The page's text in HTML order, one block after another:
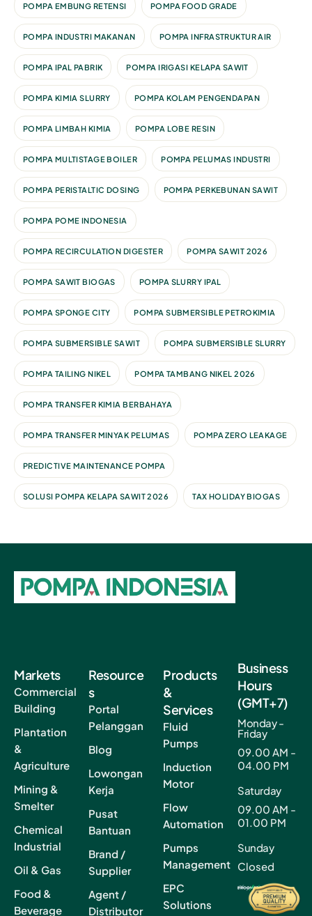
POMPA EMBUNG RETENSI POMPA FOOD GRADE
POMPA INDUSTRI MAKANAN POMPA INFRASTRUKTUR AIR
POMPA IPAL PABRIK POMPA IRIGASI KELAPA SAWIT
POMPA KIMIA SLURRY POMPA KOLAM PENGENDAPAN
POMPA LIMBAH KIMIA POMPA LOBE RESIN
POMPA MULTISTAGE BOILER POMPA PELUMAS INDUSTRI
POMPA PERISTALTIC DOSING POMPA PERKEBUNAN SAWIT
POMPA POME INDONESIA
POMPA RECIRCULATION DIGESTER POMPA SAWIT 2026
POMPA SAWIT BIOGAS POMPA SLURRY IPAL
POMPA SPONGE CITY POMPA SUBMERSIBLE PETROKIMIA
POMPA SUBMERSIBLE SAWIT POMPA SUBMERSIBLE SLURRY
POMPA TAILING NIKEL POMPA TAMBANG NIKEL 2026
POMPA TRANSFER KIMIA BERBAHAYA
POMPA TRANSFER MINYAK PELUMAS POMPA ZERO LEAKAGE
PREDICTIVE MAINTENANCE POMPA
SOLUSI POMPA KELAPA SAWIT 2026 TAX HOLIDAY BIOGAS
Markets
Commercial
Building
Plantation
&
Agriculture
Mining &
Smelter
Chemical
Industrial
Oil & Gas
Food &
Beverage
Resource
s
Portal
Pelanggan
Blog
Lowongan
Kerja
Pusat
Bantuan
Brand /
Supplier
Agent /
Distributor
Products
&
Services
Fluid
Pumps
Induction
Motor
Flow
Automation
Pumps
Management
EPC
Solutions
Business
Hours
(GMT+7)
Monday -
Friday
09.00 AM -
04.00 PM
Saturday
09.00 AM -
01.00 PM
Sunday
Closed